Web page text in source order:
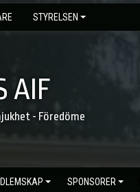
STYRELSEN
AIF
- Föredöme
SPONSORER